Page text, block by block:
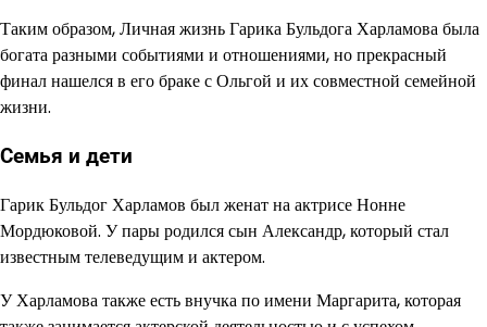
Таким образом, Личная жизнь Гарика Бульдога Харламова была
богата разными событиями и отношениями, но прекрасный
финал нашелся в его браке с Ольгой и их совместной семейной
жизни.
Семья и дети
Гарик Бульдог Харламов был женат на актрисе Нонне
Мордюковой. У пары родился сын Александр, который стал
известным телеведущим и актером.
У Харламова также есть внучка по имени Маргарита, которая